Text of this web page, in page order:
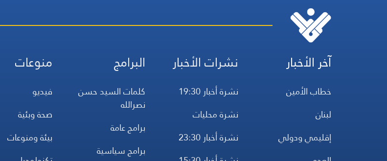
آخر الأخبار
خطاب الأمين
لبنان
إقليمي ودولي
نشرات الأخبار
نشرة أخبار 19:30
نشرة محليات
نشرة أخبار 23:30
البرامج
كلمات السيد حسن
نصرالله
برامج عامة
برامج سياسية
منوعات
فيديو
صحة وبئية
بيئة ومنوعات